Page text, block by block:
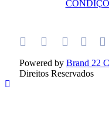
Powered by Brand 22
Direitos Reservados